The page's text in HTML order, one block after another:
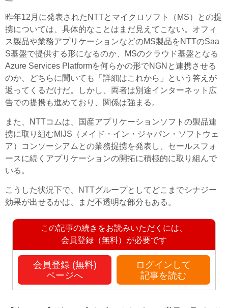
昨年12月に発表されたNTTとマイクロソフト（MS）との提
携については、具体的なことはまだ見えてこない。オフィ
ス製品や業務アプリケーションなどのMS製品をNTTのSaa
S基盤で提供する形になるのか、MSのクラウド基盤となる
Azure Services Platformを何らかの形でNGNと連携させる
のか、どちらに聞いても「詳細はこれから」という答えが
返ってくるだけだ。しかし、両者は別途インターネット広
告での提携も進めており、関係は強まる。
また、NTTコムは、国産アプリケーションソフトの製品連
携に取り組むMIJS（メイド・イン・ジャパン・ソフトウェ
ア）コンソーシアムとの業務提携を発表し、セールスフォ
ースに続くアプリケーションの開拓に積極的に取り組んで
いる。
こうした状況下で、NTTグループとしてどこまでシナジー
効果が出せるかは、まだ不透明な部分もある。
この記事の続きをお読みいただくには、
会員登録（無料）が必要です
会員登録 (無料)
ページへ
ログインして
記事を読む